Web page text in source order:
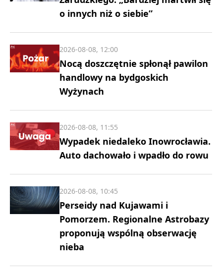
o innych niż o siebie”
Nocą doszczętnie spłonął pawilon
handlowy na bydgoskich
Wyżynach
2026-08-08, 12:00
Wypadek niedaleko Inowrocławia.
Auto dachowało i wpadło do rowu
2026-08-08, 11:55
Perseidy nad Kujawami i
Pomorzem. Regionalne Astrobazy
proponują wspólną obserwację
nieba
2026-08-08, 10:45